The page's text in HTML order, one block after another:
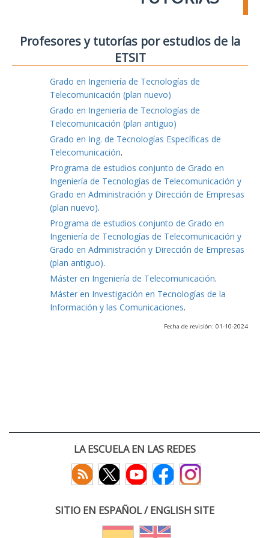
Profesores y tutorías por estudios de la
ETSIT
Grado en Ingeniería de Tecnologías de
Telecomunicación (plan nuevo)
Grado en Ingeniería de Tecnologías de
Telecomunicación (plan antiguo)
Grado en Ing. de Tecnologías Específicas de
Telecomunicación.
Programa de estudios conjunto de Grado en
Ingeniería de Tecnologías de Telecomunicación y
Grado en Administración y Dirección de Empresas
(plan nuevo).
Programa de estudios conjunto de Grado en
Ingeniería de Tecnologías de Telecomunicación y
Grado en Administración y Dirección de Empresas
(plan antiguo).
Máster en Ingeniería de Telecomunicación.
Máster en Investigación en Tecnologías de la
Información y las Comunicaciones.
Fecha de revisión: 01-10-2024
LA ESCUELA EN LAS REDES
SITIO EN ESPAÑOL / ENGLISH SITE